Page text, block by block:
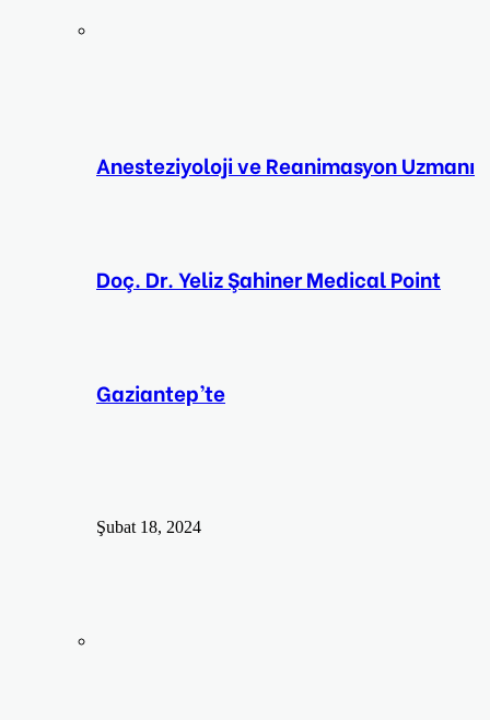
Anesteziyoloji ve Reanimasyon Uzmanı
Doç. Dr. Yeliz Şahiner Medical Point
Gaziantep’te
Şubat 18, 2024